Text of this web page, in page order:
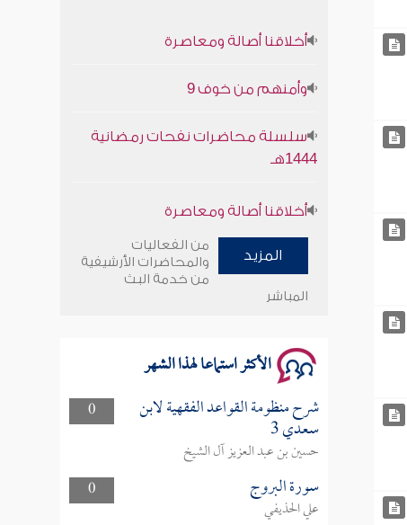
1444هـ
سلسلة محاضرات نفحات رمضانية
1444هـ
المزيد
من الفعاليات
والمحاضرات الأرشيفية
من خدمة البث
المباشر
الأكثر استماعا لهذا الشهر
0 شرح منظومة القواعد الفقهية لابن
سعدي 3
حسين بن عبد العزيز آل الشيخ
0
سورة البروج
علي الحذيفي